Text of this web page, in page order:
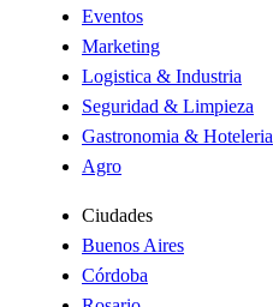
Eventos
Marketing
Logistica & Industria
Seguridad & Limpieza
Gastronomia & Hoteleria
Agro
Ciudades
Buenos Aires
Córdoba